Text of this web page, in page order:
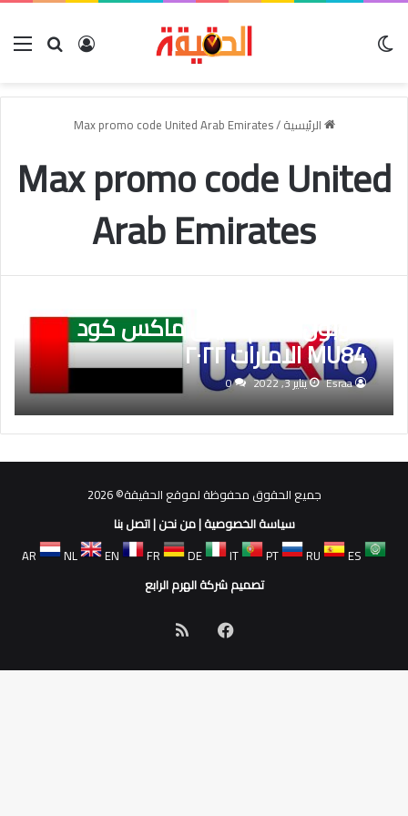
بحث عنتسجيل
الرئيسية/
Max promo code United Arab Emirates
Max promo code United
Arab Emirates
كوبون خصم سيتى ماكس كود
MU84 الامارات ٢٠٢٢
Esraa يناير 3, 2022 0
جميع الحقوق محفوظة لموقع الحقيقة© 2026
سياسة الخصوصية|من نحن|اتصل بنا
AR
NL EN FR DE IT PT RU
ES
تصميم شركة الهرم الرابع
فيسبوك
الموقع